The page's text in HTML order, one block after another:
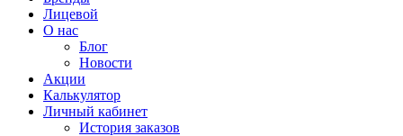
Лицевой
О нас
Блог
Новости
Акции
Калькулятор
Личный кабинет
История заказов